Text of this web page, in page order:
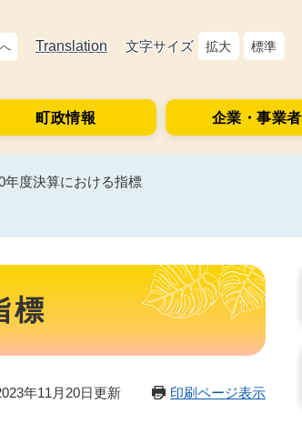
Translation 文字サイズ 拡大 標準
町政情報 企業・事業者
年度決算における指標
標
年11月20日更新 印刷ページ表示